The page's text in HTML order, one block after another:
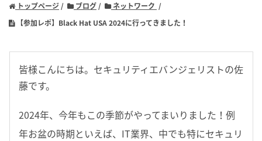
トップページ ブログ
ネットワーク
【参加レポ】Black Hat USA 2024に行ってきました！
皆様こんにちは。セキュリティエバンジェリストの佐
藤です。
2024年、今年もこの季節がやってまいりました！例
年お盆の時期といえば、IT業界、中でも特にセキュリ